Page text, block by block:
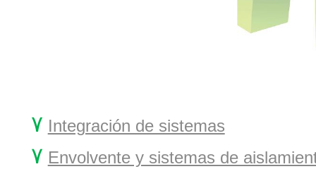
۷ Integración de sistemas
۷ Envolvente y sistemas de